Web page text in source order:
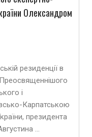
Олександром
резиденції в
Преосвященнішого
і
Карпатською
президента
…